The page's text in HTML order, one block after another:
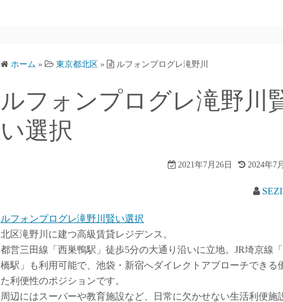
ホーム » 東京都北区 » ルフォンプログレ滝野川
ルフォンプログレ滝野川
い選択
2021年7月26日 2024年7
ルフォンプログレ滝野川賢い選択
北区滝野川に建つ高級賃貸レジデンス。
都営三田線「西巣鴨駅」徒歩5分の大通り沿いに立地。JR埼京線
橋駅」も利用可能で、池袋・新宿へダイレクトアプローチできる
た利便性のポジションです。
周辺にはスーパーや教育施設など、日常に欠かせない生活利便施